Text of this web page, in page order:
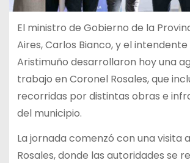
El ministro de Gobierno de la
Aires, Carlos Bianco, y el intendente
Aristimuño desarrollaron hoy una
trabajo en Coronel Rosales, que
recorridas por distintas obras e
del municipio.
La jornada comenzó con una visita
Rosales, donde las autoridades se